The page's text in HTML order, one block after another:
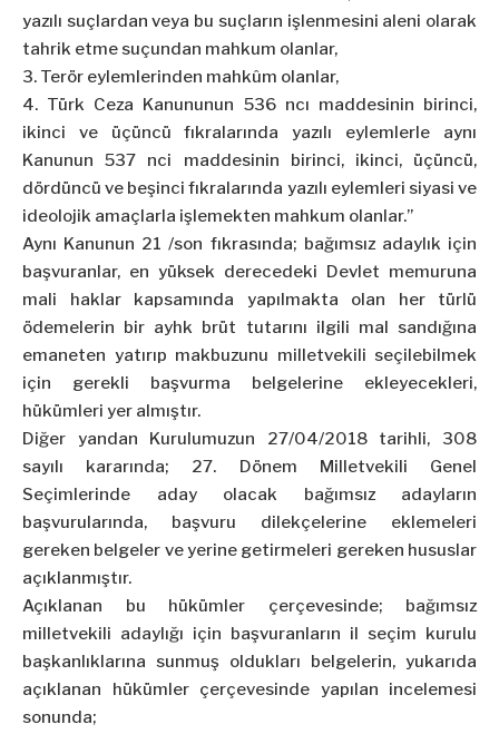
yazılı suçlardan veya bu suçların işlenmesini aleni olarak
tahrik etme suçundan mahkum olanlar,
3. Terör eylemlerinden mahkûm olanlar,
4. Türk Ceza Kanununun 536 ncı maddesinin birinci,
ikinci ve üçüncü fıkralarında yazılı eylemlerle aynı
Kanunun 537 nci maddesinin birinci, ikinci, üçüncü,
dördüncü ve beşinci fıkralarında yazılı eylemleri siyasi ve
ideolojik amaçlarla işlemekten mahkum olanlar.”
Aynı Kanunun 21 /son fıkrasında; bağımsız adaylık için
başvuranlar, en yüksek derecedeki Devlet memuruna
mali haklar kapsamında yapılmakta olan her türlü
ödemelerin bir ayhk brüt tutarını ilgili mal sandığına
emaneten yatırıp makbuzunu milletvekili seçilebilmek
için gerekli başvurma belgelerine ekleyecekleri,
hükümleri yer almıştır.
Diğer yandan Kurulumuzun 27/04/2018 tarihli, 308
sayılı kararında; 27. Dönem Milletvekili Genel
Seçimlerinde aday olacak bağımsız adayların
başvurularında, başvuru dilekçelerine eklemeleri
gereken belgeler ve yerine getirmeleri gereken hususlar
açıklanmıştır.
Açıklanan bu hükümler çerçevesinde; bağımsız
milletvekili adaylığı için başvuranların il seçim kurulu
başkanlıklarına sunmuş oldukları belgelerin, yukarıda
açıklanan hükümler çerçevesinde yapılan incelemesi
sonunda;